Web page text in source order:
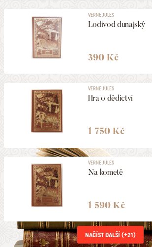
VERNE JULES
Lodivod dunajský
390 Kč
VERNE JULES
Hra o dědictví
1 750 Kč
VERNE JULES
Na kometě
1 590 Kč
NAČÍST DALŠÍ (+21)